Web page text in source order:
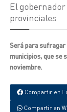
El
provinciales
Será para
municipios, que se
noviembre.
Compartir en
Compartir en